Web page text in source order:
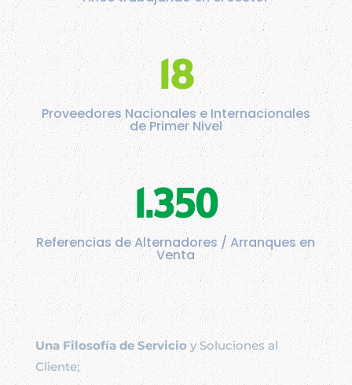
18
Proveedores Nacionales e Internacionales
de Primer Nivel
1.350
Referencias de Alternadores / Arranques en
Venta
Una Filosofía de Servicioy Soluciones al
Cliente;